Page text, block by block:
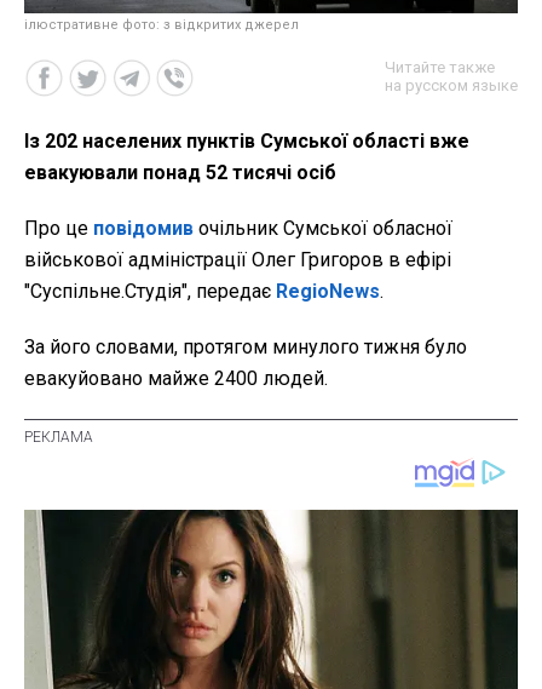
ілюстративне фото: з відкритих джерел
Читайте также
на русском языке
Із 202 населених пунктів Сумської області вже
евакуювали понад 52 тисячі осіб
Про це повідомив очільник Сумської обласної
військової адміністрації Олег Григоров в ефірі
"Суспільне.Студія", передає RegioNews.
За його словами, протягом минулого тижня було
евакуйовано майже 2400 людей.